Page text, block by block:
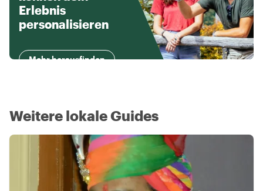
Erlebnis
personalisieren
Mehr herausfinden
Weitere lokale Guides